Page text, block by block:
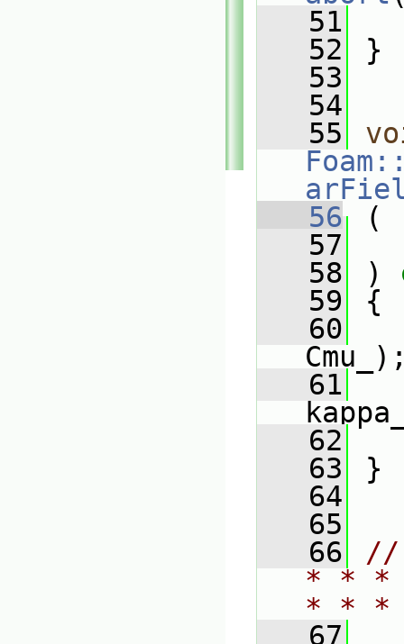
   51
   52
}
   53
   54
   55
   56
(
   57
   58
)
   59
{
   60
   61
   62
   63
}
   64
   65
   66
//
* * *
* *
   67